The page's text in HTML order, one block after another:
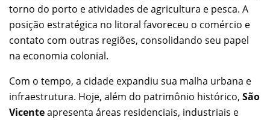
torno do porto e atividades de agricultura e pesca. A
posição estratégica no litoral favoreceu o comércio e
contato com outras regiões, consolidando seu papel
na economia colonial.
Com o tempo, a cidade expandiu sua malha urbana e
infraestrutura. Hoje, além do patrimônio histórico, São
Vicenteapresenta áreas residenciais, industriais e